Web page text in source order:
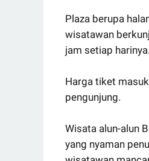
Plaza berupa
wisatawan
jam setiap harinya.
Harga tiket
pengunjung.
Wisata alun-alun
yang nyaman